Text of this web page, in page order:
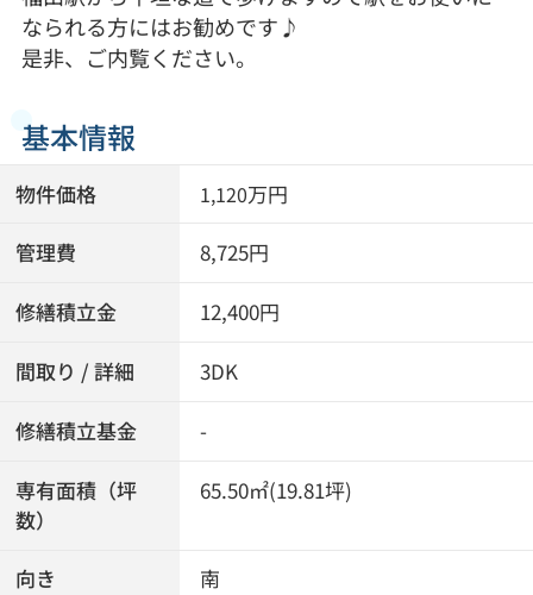
なられる方にはお勧めです♪
是非、ご内覧ください。
基本情報
物件価格 1,120万円
管理費 8,725円
修繕積立金 12,400円
間取り / 詳細 3DK
修繕積立基金 -
専有面積（坪
数）
65.50㎡(19.81坪)
向き 南